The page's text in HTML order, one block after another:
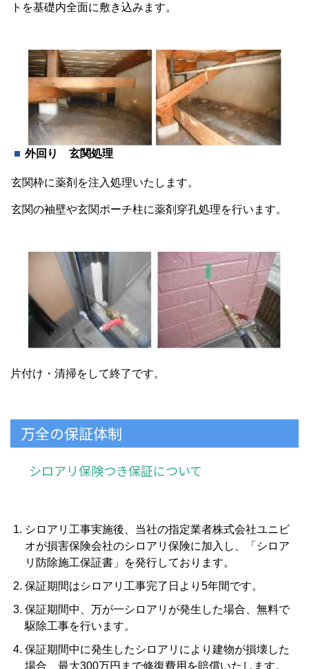
トを基礎内全面に敷き込みます。
外回り 玄関処理
玄関枠に薬剤を注入処理いたします。
玄関の袖壁や玄関ポーチ柱に薬剤穿孔処理を行います。
片付け・清掃をして終了です。
万全の保証体制
シロアリ保険つき保証について
シロアリ工事実施後、当社の指定業者株式会社ユニビ
オが損害保険会社のシロアリ保険に加入し、「シロア
リ防除施工保証書」を発行しております。
保証期間はシロアリ工事完了日より5年間です。
保証期間中、万が一シロアリが発生した場合、無料で
駆除工事を行います。
保証期間中に発生したシロアリにより建物が損壊した
場合、最大300万円まで修復費用を賠償いたします。